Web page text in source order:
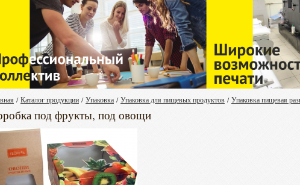
/Каталог продукции /Упаковка /Упаковка для пищевых продуктов /Упаковка пищевая
под фрукты, под овощи